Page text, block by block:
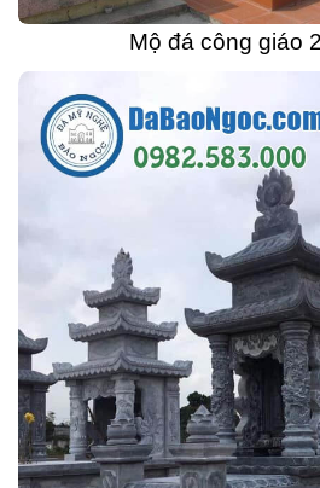
Mộ đá công giáo